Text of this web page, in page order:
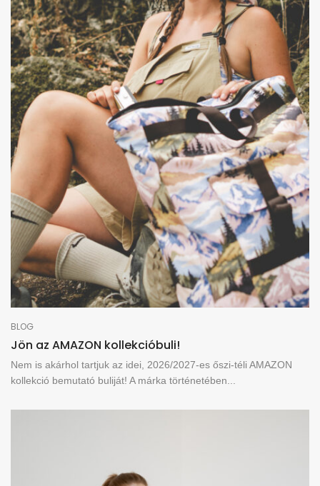
BLOG
Jön az AMAZON kollekcióbuli!
Nem is akárhol tartjuk az idei, 2026/2027-es őszi-téli AMAZON
kollekció bemutató buliját! A márka történetében...